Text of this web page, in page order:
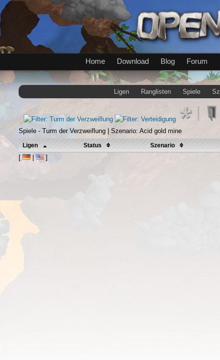
Home Download Blog Forum
Ligen Ranglisten Spiele
Spiele - Turm der Verzweiflung | Szenario: Acid gold mine
Ligen Status Szenario
[ | ]